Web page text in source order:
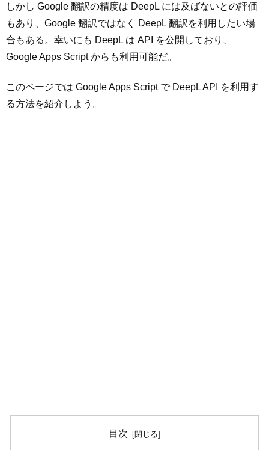
しかし Google 翻訳の精度は DeepL には及ばないとの評価
もあり、Google 翻訳ではなく DeepL 翻訳を利用したい場
合もある。幸いにも DeepL は API を公開しており、
Google Apps Script からも利用可能だ。
このページでは Google Apps Script で DeepL API を利用す
る方法を紹介しよう。
目次